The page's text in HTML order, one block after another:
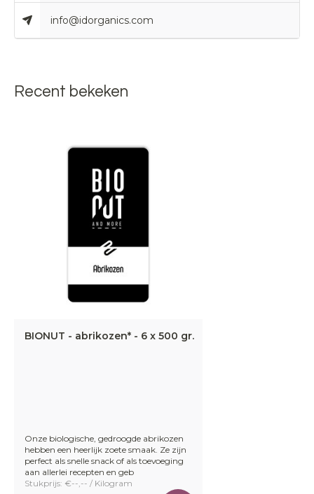
info@idorganics.com
Recent bekeken
BIONUT - abrikozen* - 6 x 500 gr.
Onze biologische, gedroogde abrikozen
hebben een heerlijk zoete smaak. Ze zijn
perfect als snelle snack of als toevoeging
aan allerlei recepten en geb
Stukprijs: €--,-- / Kilogram